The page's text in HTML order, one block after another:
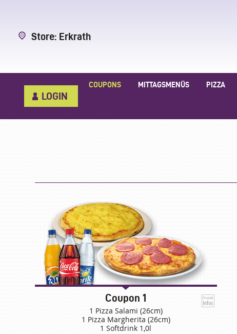
Store: Erkrath
LOGIN
COUPONS MITTAGSMENÜS PIZZA
Coupon 1
1 Pizza Salami (26cm)
1 Pizza Margherita (26cm)
1 Softdrink 1,0l